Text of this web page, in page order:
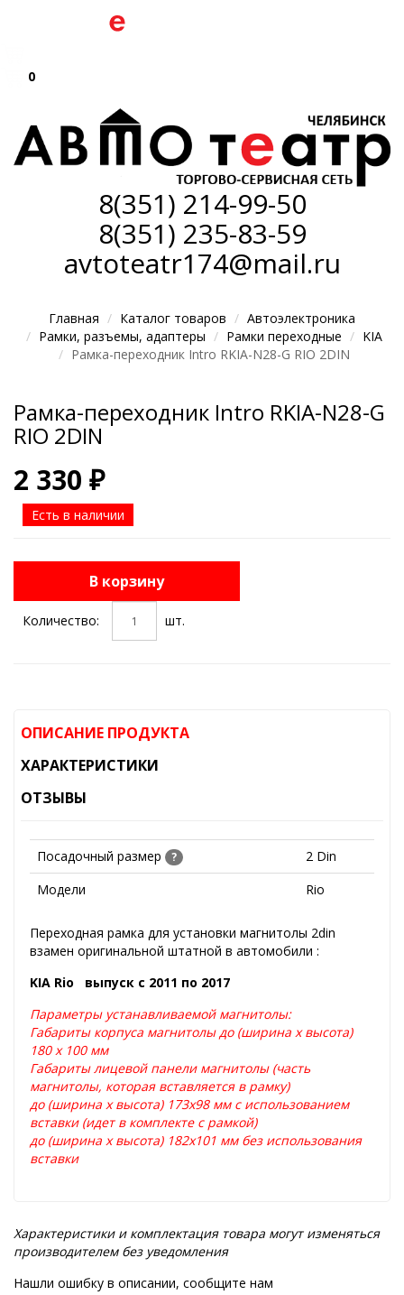
0
8(351) 214-99-50
8(351) 235-83-59
avtoteatr174@mail.ru
Главная Каталог товаров
Автоэлектроника
Рамки, разъемы, адаптеры
Рамки переходные
KIA
Рамка-переходник Intro RKIA-N28-G RIO 2DIN
Рамка-переходник Intro RKIA-N28-G
RIO 2DIN
2 330 ₽
Есть в наличии
В корзину
Количество: шт.
ОПИСАНИЕ ПРОДУКТА
ХАРАКТЕРИСТИКИ
ОТЗЫВЫ
Посадочный размер ?
2 Din
Модели
Rio
Переходная рамка для установки магнитолы 2din
взамен оригинальной штатной в автомобили :
KIA Rio выпуск с 2011 по 2017
Параметры устанавливаемой магнитолы:
Габариты корпуса магнитолы до (ширина х высота)
180 х 100 мм
Габариты лицевой панели магнитолы (часть
магнитолы, которая вставляется в рамку)
до (ширина х высота) 173х98 мм с использованием
вставки (идет в комплекте с рамкой)
до (ширина х высота) 182х101 мм без использования
вставки
Характеристики и комплектация товара могут изменяться
производителем без уведомления
Нашли ошибку в описании, сообщите нам